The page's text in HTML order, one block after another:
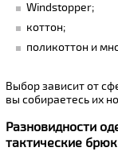
Windstopper;
коттон;
поликоттон и
Выбор зависит от
вы собираетесь их
Разновидности
тактические